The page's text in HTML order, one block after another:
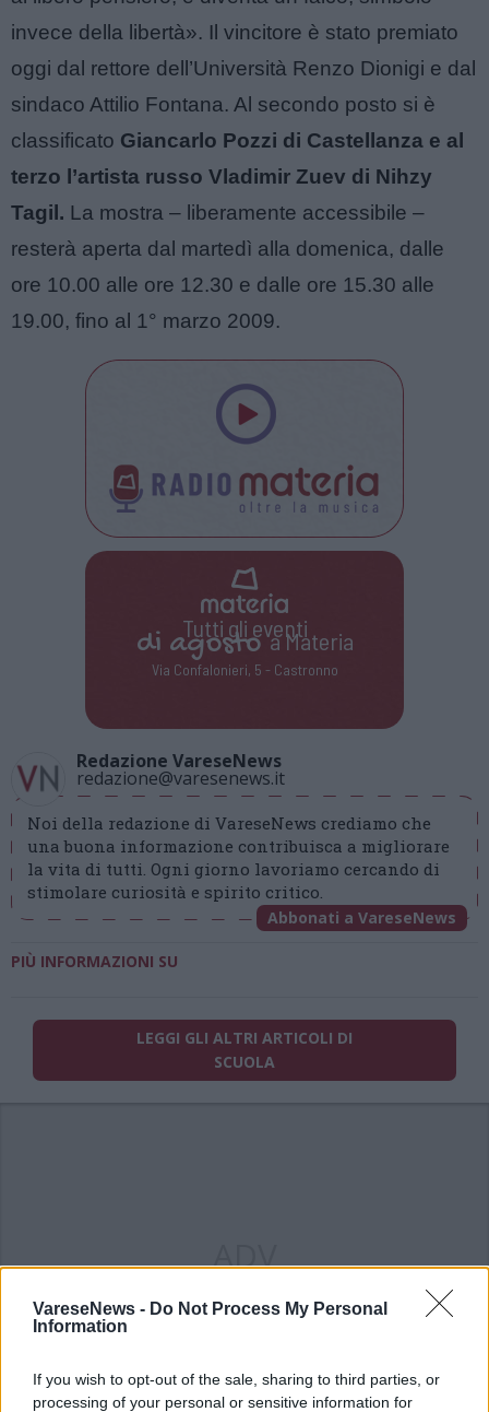
VareseNews - Do Not Process My Personal
Information
If you wish to opt-out of the sale, sharing to third parties, or
processing of your personal or sensitive information for
invece della libertà». Il vincitore è stato premiato
oggi dal rettore dell’Università Renzo Dionigi e dal
sindaco Attilio Fontana. Al secondo posto si è
classificato Giancarlo Pozzi di Castellanza e al
terzo l’artista russo Vladimir Zuev di Nihzy
Tagil. La mostra – liberamente accessibile –
resterà aperta dal martedì alla domenica, dalle
ore 10.00 alle ore 12.30 e dalle ore 15.30 alle
19.00, fino al 1° marzo 2009.
Tutti gli eventi
di agostoa Materia
Via Confalonieri, 5 - Castronno
Redazione VareseNews
redazione@varesenews.it
Noi della redazione di VareseNews crediamo che
una buona informazione contribuisca a migliorare
la vita di tutti. Ogni giorno lavoriamo cercando di
stimolare curiosità e spirito critico.
Abbonati a VareseNews
PIÙ INFORMAZIONI SU
LEGGI GLI ALTRI ARTICOLI DI
SCUOLA
ADV